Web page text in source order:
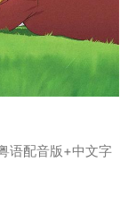
语配音版+中文字